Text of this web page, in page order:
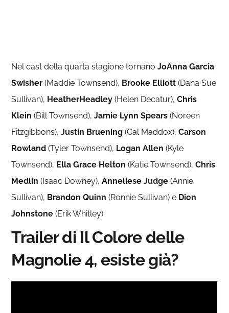
Nel cast della quarta stagione tornanoJoAnna Garcia
Swisher (Maddie Townsend), Brooke Elliott (Dana Sue
Sullivan), HeatherHeadley (Helen Decatur),Chris
Klein (Bill Townsend),Jamie Lynn Spears (Noreen
Fitzgibbons),Justin Bruening (Cal Maddox),Carson
Rowland (Tyler Townsend), Logan Allen (Kyle
Townsend), Ella Grace Helton (Katie Townsend),Chris
Medlin (Isaac Downey),Anneliese Judge (Annie
Sullivan), Brandon Quinn (Ronnie Sullivan) e Dion
Johnstone (Erik Whitley).
Trailer di Il Colore delle
Magnolie 4, esiste già?